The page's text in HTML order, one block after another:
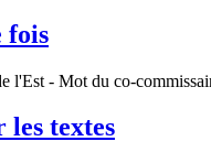
fois
l'Est - Mot du co-
les textes